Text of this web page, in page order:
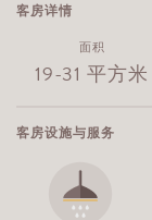
客房详情
面积
19-31 平方米
客房设施与服务